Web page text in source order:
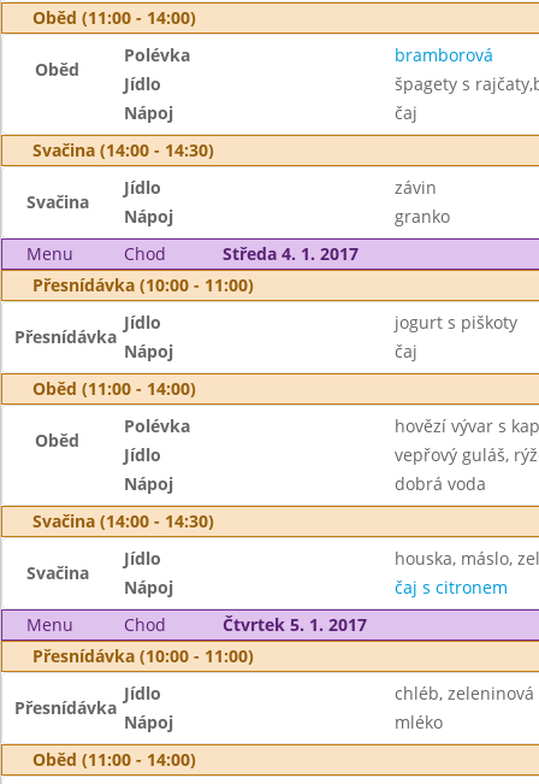
Oběd (11:00 - 14:00)
Oběd
Polévka
bramborová
Jídlo
špagety s
Nápoj
čaj
Svačina (14:00 - 14:30)
Svačina
Jídlo
závin
Nápoj
granko
Menu
Chod
Středa 4. 1. 2017
Přesnídávka (10:00 - 11:00)
Přesnídávka
Jídlo
jogurt s piškoty
Nápoj
čaj
Oběd (11:00 - 14:00)
Oběd
Polévka
hovězí vývar s
Jídlo
vepřový guláš,
Nápoj
dobrá voda
Svačina (14:00 - 14:30)
Svačina
Jídlo
houska, máslo,
Nápoj
čaj s citronem
Menu
Chod
Čtvrtek 5. 1. 2017
Přesnídávka (10:00 - 11:00)
Přesnídávka
Jídlo
chléb, zeleninová
Nápoj
mléko
Oběd (11:00 - 14:00)